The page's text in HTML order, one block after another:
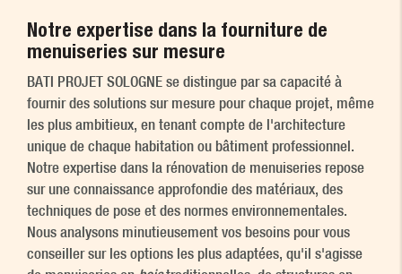
Notre expertise dans la fourniture de
menuiseries sur mesure
BATI PROJET SOLOGNE se distingue par sa capacité à
fournir des solutions sur mesure pour chaque projet, même
les plus ambitieux, en tenant compte de l'architecture
unique de chaque habitation ou bâtiment professionnel.
Notre expertise dans la rénovation de menuiseries repose
sur une connaissance approfondie des matériaux, des
techniques de pose et des normes environnementales.
Nous analysons minutieusement vos besoins pour vous
conseiller sur les options les plus adaptées, qu'il s'agisse